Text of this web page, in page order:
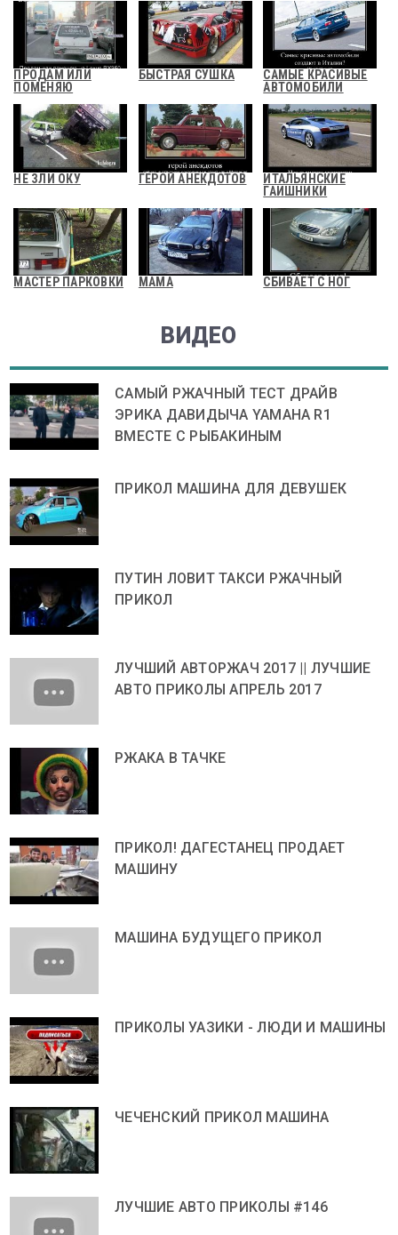
ПРОДАМ ИЛИ
ПОМЕНЯЮ
БЫСТРАЯ СУШКА
САМЫЕ КРАСИВЫЕ
АВТОМОБИЛИ
НЕ ЗЛИ ОКУ ГЕРОЙ АНЕКДОТОВ
ИТАЛЬЯНСКИЕ
ГАИШНИКИ
МАСТЕР ПАРКОВКИ МАМА СБИВАЕТ С НОГ
ВИДЕО
САМЫЙ РЖАЧНЫЙ ТЕСТ ДРАЙВ
ЭРИКА ДАВИДЫЧА YAMAHA R1
ВМЕСТЕ С РЫБАКИНЫМ
ПРИКОЛ МАШИНА ДЛЯ ДЕВУШЕК
ПУТИН ЛОВИТ ТАКСИ РЖАЧНЫЙ
ПРИКОЛ
ЛУЧШИЙ АВТОРЖАЧ 2017 || ЛУЧШИЕ
АВТО ПРИКОЛЫ АПРЕЛЬ 2017
РЖАКА В ТАЧКЕ
ПРИКОЛ! ДАГЕСТАНЕЦ ПРОДАЕТ
МАШИНУ
МАШИНА БУДУЩЕГО ПРИКОЛ
ПРИКОЛЫ УАЗИКИ - ЛЮДИ И МАШИНЫ
ЧЕЧЕНСКИЙ ПРИКОЛ МАШИНА
ЛУЧШИЕ АВТО ПРИКОЛЫ #146